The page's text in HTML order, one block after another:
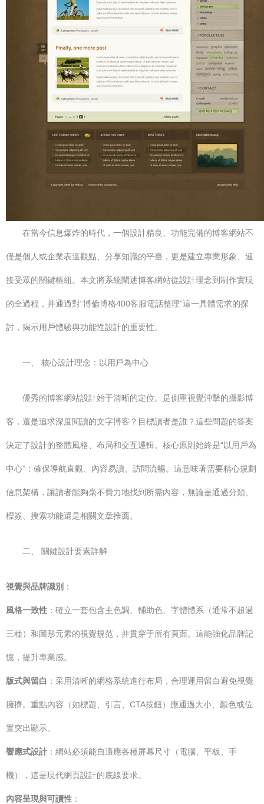
在當今信息爆炸的時代，一個設計精良、功能完備的博客網站不
僅是個人或企業表達觀點、分享知識的平臺，更是建立專業形象、連
接受眾的關鍵樞紐。本文將系統闡述博客網站從設計理念到制作實現
的全過程，并通過對“博倫博格400客服電話整理”這一具體需求的探
討，揭示用戶體驗與功能性設計的重要性。
一、 核心設計理念：以用戶為中心
優秀的博客網站設計始于清晰的定位。是側重視覺沖擊的攝影博
客，還是追求深度閱讀的文字博客？目標讀者是誰？這些問題的答案
決定了設計的整體風格、布局和交互邏輯。核心原則始終是“以用戶為
中心”：確保導航直觀、內容易讀、訪問流暢。這意味著需要精心規劃
信息架構，讓讀者能夠毫不費力地找到所需內容，無論是通過分類、
標簽、搜索功能還是相關文章推薦。
二、 關鍵設計要素詳解
視覺與品牌識別 ：
風格一致性 ：確立一套包含主色調、輔助色、字體體系（通常不超過
三種）和圖形元素的視覺規范，并貫穿于所有頁面。這能強化品牌記
憶，提升專業感。
版式與留白 ：采用清晰的網格系統進行布局，合理運用留白避免視覺
擁擠。重點內容（如標題、引言、CTA按鈕）應通過大小、顏色或位
置突出顯示。
響應式設計 ：網站必須能自適應各種屏幕尺寸（電腦、平板、手
機），這是現代網頁設計的底線要求。
內容呈現與可讀性 ：